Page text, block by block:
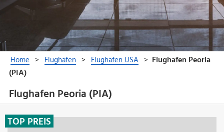
Flughafen Peoria (PIA)
TOP PREIS